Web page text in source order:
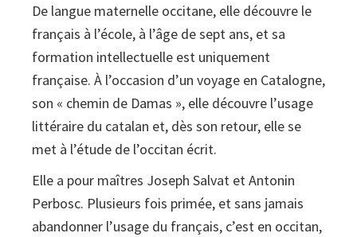
De langue maternelle occitane, elle découvre le
français à l’école, à l’âge de sept ans, et sa
formation intellectuelle est uniquement
française. À l’occasion d’un voyage en Catalogne,
son « chemin de Damas », elle découvre l’usage
littéraire du catalan et, dès son retour, elle se
met à l’étude de l’occitan écrit.
Elle a pour maîtres Joseph Salvat et Antonin
Perbosc. Plusieurs fois primée, et sans jamais
abandonner l’usage du français, c’est en occitan,